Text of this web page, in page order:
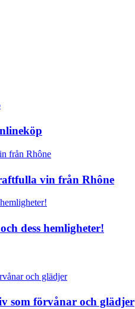
vin från Rhône
dess hemligheter!
som förvånar och glädjer